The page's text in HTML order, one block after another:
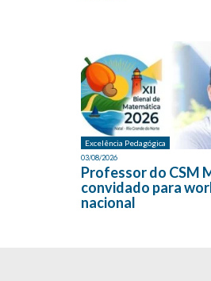
Excelência Pedagógica
03/08/2026
Professor do CSM
convidado para
nacional